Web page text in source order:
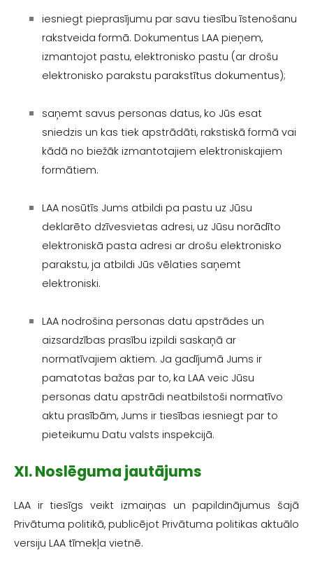
iesniegt pieprasījumu par savu tiesību īstenošanu
rakstveida formā. Dokumentus LAA pieņem,
izmantojot pastu, elektronisko pastu (ar drošu
elektronisko parakstu parakstītus dokumentus);
saņemt savus personas datus, ko Jūs esat
sniedzis un kas tiek apstrādāti, rakstiskā formā vai
kādā no biežāk izmantotajiem elektroniskajiem
formātiem.
LAA nosūtīs Jums atbildi pa pastu uz Jūsu
deklarēto dzīvesvietas adresi, uz Jūsu norādīto
elektroniskā pasta adresi ar drošu elektronisko
parakstu, ja atbildi Jūs vēlaties saņemt
elektroniski.
LAA nodrošina personas datu apstrādes un
aizsardzības prasību izpildi saskaņā ar
normatīvajiem aktiem. Ja gadījumā Jums ir
pamatotas bažas par to, ka LAA veic Jūsu
personas datu apstrādi neatbilstoši normatīvo
aktu prasībām, Jums ir tiesības iesniegt par to
pieteikumu Datu valsts inspekcijā.
XI. Noslēguma jautājums
LAA ir tiesīgs veikt izmaiņas un papildinājumus šajā
Privātuma politikā, publicējot Privātuma politikas aktuālo
versiju LAA tīmekļa vietnē.